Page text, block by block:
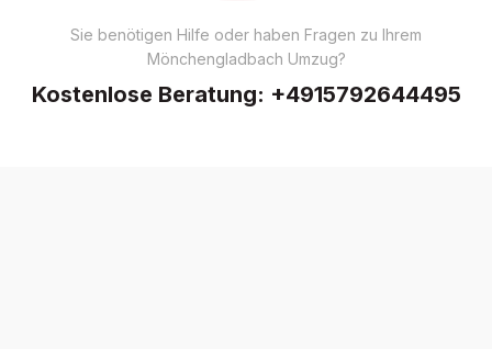
Sie benötigen Hilfe oder haben Fragen zu Ihrem
Mönchengladbach Umzug?
Kostenlose Beratung: +4915792644495